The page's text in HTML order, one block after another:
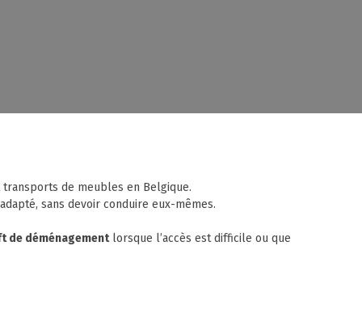
de meubles en Belgique.
sans devoir conduire eux-mêmes.
de déménagementlorsque l’accès est difficile ou que